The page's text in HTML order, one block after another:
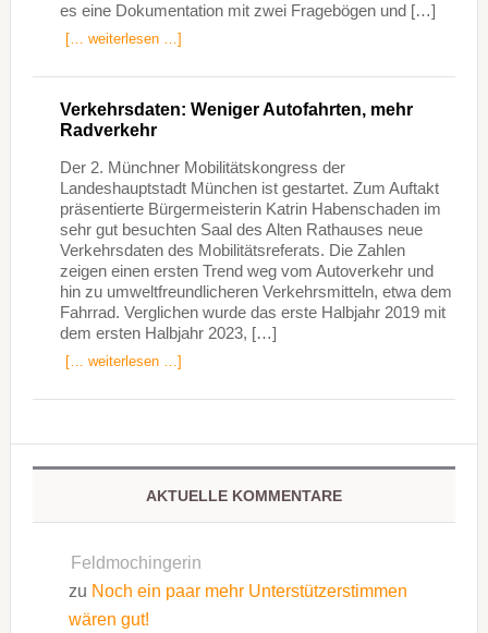
es eine Dokumentation mit zwei Fragebögen und […]
[… weiterlesen …]
Verkehrsdaten: Weniger Autofahrten, mehr
Radverkehr
Der 2. Münchner Mobilitätskongress der
Landeshauptstadt München ist gestartet. Zum Auftakt
präsentierte Bürgermeisterin Katrin Habenschaden im
sehr gut besuchten Saal des Alten Rathauses neue
Verkehrsdaten des Mobilitätsreferats. Die Zahlen
zeigen einen ersten Trend weg vom Autoverkehr und
hin zu umweltfreundlicheren Verkehrsmitteln, etwa dem
Fahrrad. Verglichen wurde das erste Halbjahr 2019 mit
dem ersten Halbjahr 2023, […]
[… weiterlesen …]
AKTUELLE KOMMENTARE
Feldmochingerin
zu Noch ein paar mehr Unterstützerstimmen
wären gut!